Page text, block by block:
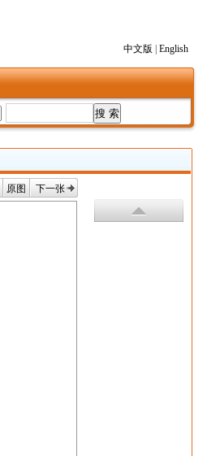
中文版 English
原图
下一张